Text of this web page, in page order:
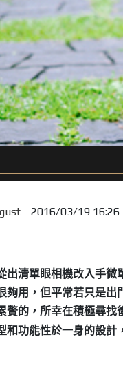
2016/03/19 16:26
出清單眼相機改入手
夠用，但平常若只是出
贅的，所幸在積極尋找
和功能性於一身的設計